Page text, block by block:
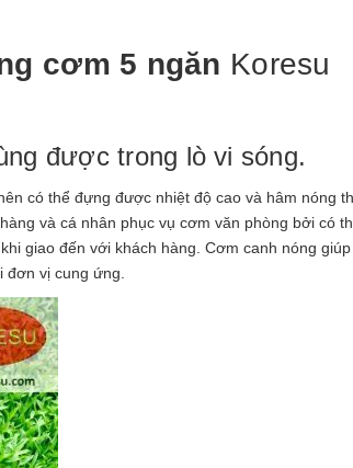
cơm 5 ngăn Koresu
được trong lò vi sóng.
có thể đựng được nhiệt độ cao và hâm nóng
và cá nhân phục vụ cơm văn phòng bởi có
giao đến với khách hàng. Cơm canh nóng
vị cung ứng.